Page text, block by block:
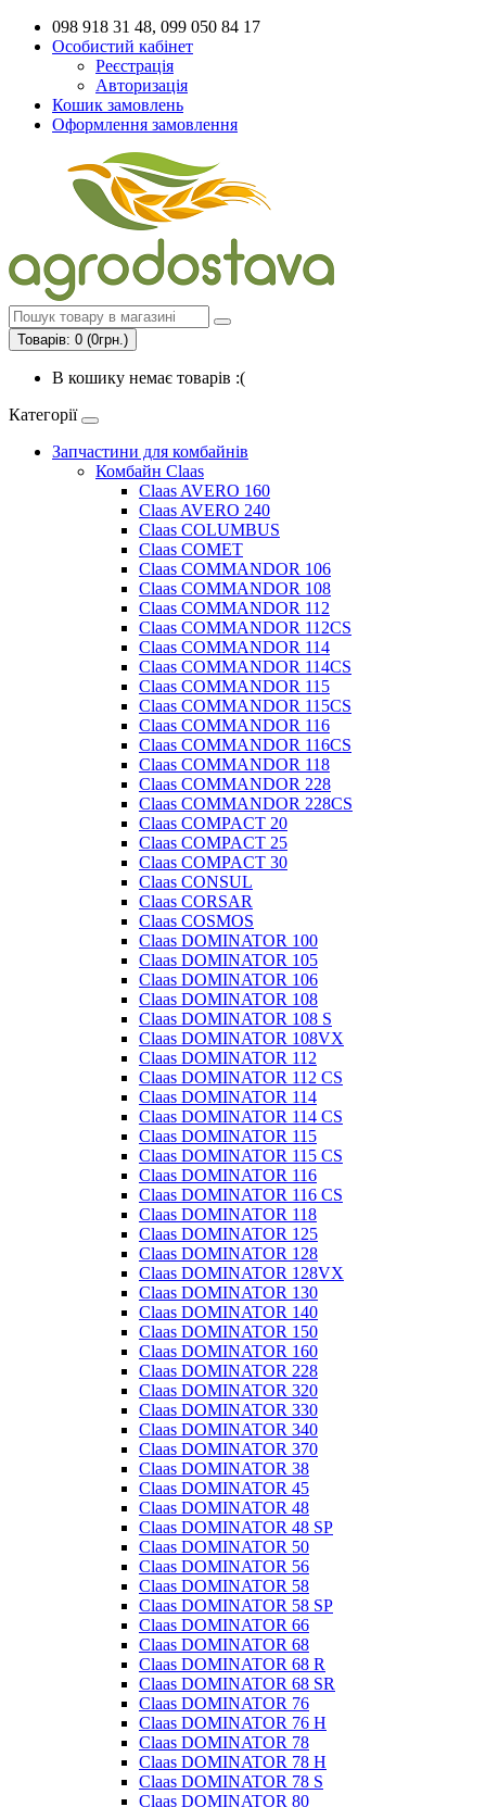
098 918 31 48, 099 050 84 17
Особистий кабінет
Реєстрація
Авторизація
Кошик замовлень
Оформлення замовлення
Товарів: 0 (0грн.)
В кошику немає товарів :(
Категорії
Запчастини для комбайнів
Комбайн Claas
Claas AVERO 160
Claas AVERO 240
Claas COLUMBUS
Claas COMET
Claas COMMANDOR 106
Claas COMMANDOR 108
Claas COMMANDOR 112
Claas COMMANDOR 112CS
Claas COMMANDOR 114
Claas COMMANDOR 114CS
Claas COMMANDOR 115
Claas COMMANDOR 115CS
Claas COMMANDOR 116
Claas COMMANDOR 116CS
Claas COMMANDOR 118
Claas COMMANDOR 228
Claas COMMANDOR 228CS
Claas COMPACT 20
Claas COMPACT 25
Claas COMPACT 30
Claas CONSUL
Claas CORSAR
Claas COSMOS
Claas DOMINATOR 100
Claas DOMINATOR 105
Claas DOMINATOR 106
Claas DOMINATOR 108
Claas DOMINATOR 108 S
Claas DOMINATOR 108VX
Claas DOMINATOR 112
Claas DOMINATOR 112 CS
Claas DOMINATOR 114
Claas DOMINATOR 114 CS
Claas DOMINATOR 115
Claas DOMINATOR 115 CS
Claas DOMINATOR 116
Claas DOMINATOR 116 CS
Claas DOMINATOR 118
Claas DOMINATOR 125
Claas DOMINATOR 128
Claas DOMINATOR 128VX
Claas DOMINATOR 130
Claas DOMINATOR 140
Claas DOMINATOR 150
Claas DOMINATOR 160
Claas DOMINATOR 228
Claas DOMINATOR 320
Claas DOMINATOR 330
Claas DOMINATOR 340
Claas DOMINATOR 370
Claas DOMINATOR 38
Claas DOMINATOR 45
Claas DOMINATOR 48
Claas DOMINATOR 48 SP
Claas DOMINATOR 50
Claas DOMINATOR 56
Claas DOMINATOR 58
Claas DOMINATOR 58 SP
Claas DOMINATOR 66
Claas DOMINATOR 68
Claas DOMINATOR 68 R
Claas DOMINATOR 68 SR
Claas DOMINATOR 76
Claas DOMINATOR 76 H
Claas DOMINATOR 78
Claas DOMINATOR 78 H
Claas DOMINATOR 78 S
Claas DOMINATOR 80